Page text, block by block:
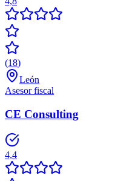
(18)
León
Asesor fiscal
CE Consulting
4,4